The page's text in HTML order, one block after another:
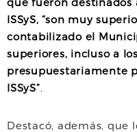
ISSyS, “son muy
contabilizado el
superiores, incluso a
presupuestariamente
ISSyS”.
Destacó, además, que